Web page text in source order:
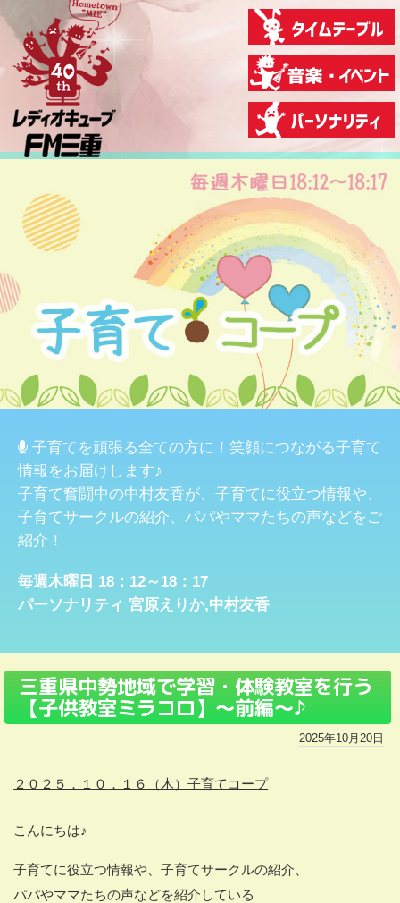
子育てを頑張る全ての方に！笑顔につながる子育て
情報をお届けします♪
子育て奮闘中の中村友香が、子育てに役立つ情報や、
子育てサークルの紹介、パパやママたちの声などをご
紹介！
毎週木曜日 18：12～18：17
パーソナリティ 宮原えりか,中村友香
三重県中勢地域で学習・体験教室を行う
【子供教室ミラコロ】～前編～♪
2025年10月20日
２０２５．１０ ．１６ （木）子育てコープ
こんにちは♪
子育てに役立つ情報や、子育てサークルの紹介、
パパやママたちの声などを紹介している